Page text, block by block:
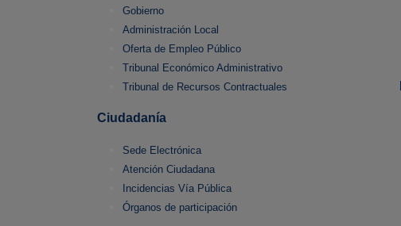
Gobierno
Administración Local
Oferta de Empleo Público
Tribunal Económico Administrativo
Tribunal de Recursos Contractuales
Ciudadanía
Sede Electrónica
Atención Ciudadana
Incidencias Vía Pública
Órganos de participación